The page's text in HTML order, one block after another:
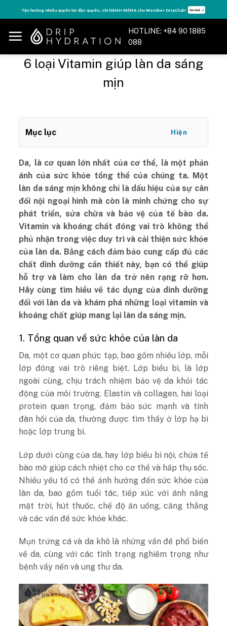
to
content
Tận hưởng nhiều quyền lợi độc quyền, chỉ DÀNH RIÊNG cho Member DripClub! Chi tiết ➝
HOTLINE: +84 90 1885
088
6 loại Vitamin giúp làn da sáng
mịn
Mục lục Hiện
Da, là cơ quan lớn nhất của cơ thể, là một phản
ánh của sức khỏe tổng thể của chúng ta. Một
làn da sáng mịn không chỉ là dấu hiệu của sự cân
đối nội ngoại hình mà còn là minh chứng cho sự
phát triển, sửa chữa và bảo vệ của tế bào da.
Vitamin và khoáng chất đóng vai trò không thể
phủ nhận trong việc duy trì và cải thiện sức khỏe
của làn da. Bằng cách đảm bảo cung cấp đủ các
chất dinh dưỡng cần thiết này, bạn có thể giúp
hỗ trợ và làm cho làn da trở nên rạng rỡ hơn.
Hãy cùng tìm hiểu về tác dụng của dinh dưỡng
đối với làn da và khám phá những loại vitamin và
khoáng chất giúp mang lại làn da sáng mịn.
1. Tổng quan về sức khỏe của làn da
Da, một cơ quan phức tạp, bao gồm nhiều lớp, mỗi
lớp đóng vai trò riêng biệt. Lớp biểu bì, là lớp
ngoài cùng, chịu trách nhiệm bảo vệ da khỏi tác
động của môi trường. Elastin và collagen, hai loại
protein quan trọng, đảm bảo sức mạnh và tính
đàn hồi của da, thường được tìm thấy ở lớp hạ bì
hoặc lớp trung bì.
Lớp dưới cùng của da, hay lớp biểu bì nội, chứa tế
bào mỡ giúp cách nhiệt cho cơ thể và hấp thụ sốc.
Nhiều yếu tố có thể ảnh hưởng đến sức khỏe của
làn da, bao gồm tuổi tác, tiếp xúc với ánh nắng
mặt trời, hút thuốc, chế độ ăn uống, căng thẳng
và các vấn đề sức khỏe khác.
Mụn trứng cá và da khô là những vấn đề phổ biến
về da, cùng với các tình trạng nghiêm trọng như
bệnh vẩy nến và ung thư da.